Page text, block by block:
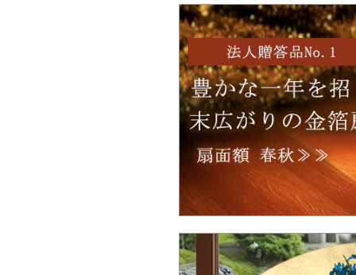
Ｑ：品切れの商品は、いつ頃入荷予定で
か。
Ｑ：100個以上の大量注文は可能ですか